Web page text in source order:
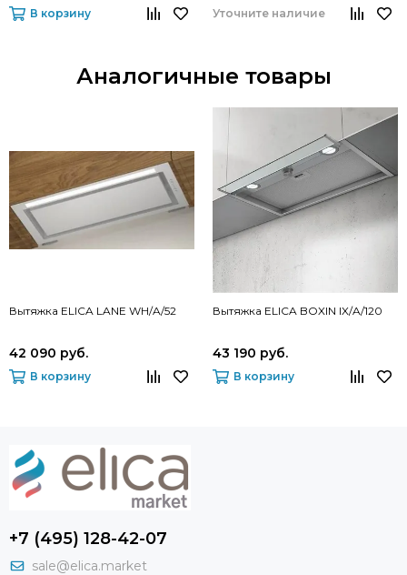
В корзину Уточните наличие
Аналогичные товары
Вытяжка ELICA LANE WH/A/52
42 090 руб.
В корзину
Вытяжка ELICA BOXIN IX/A/120
43 190 руб.
В корзину
+7 (495) 128-42-07
sale@elica.market